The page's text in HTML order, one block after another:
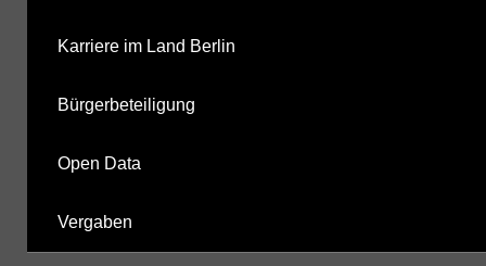
Karriere im Land Berlin
Bürgerbeteiligung
Open Data
Vergaben